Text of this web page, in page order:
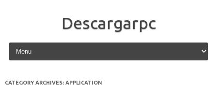
Descargarpc
Skip to content
CATEGORY ARCHIVES: APPLICATION